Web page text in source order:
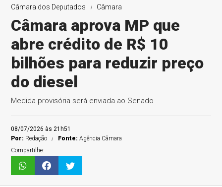
Câmara dos Deputados Câmara
Câmara aprova MP que
abre crédito de R$ 10
bilhões para reduzir preço
do diesel
Medida provisória será enviada ao Senado
08/07/2026 às 21h51
Por: Redação Fonte:Agência Câmara
Compartilhe: